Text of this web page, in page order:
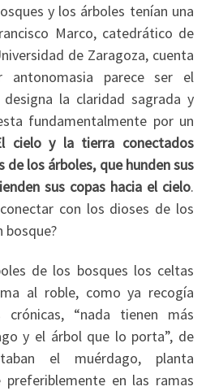
y los árboles tenían una
Marco, catedrático de
de Zaragoza, cuenta
antonomasia parece ser el
la claridad sagrada y
fundamentalmente por un
cielo y la tierra conectados
los árboles, que hunden sus
sus copas hacia el cielo.
con los dioses de los
bosque?
de los bosques los celtas
al roble, como ya recogía
“nada tienen más
y el árbol que lo porta”, de
el muérdago, planta
preferiblemente en las ramas